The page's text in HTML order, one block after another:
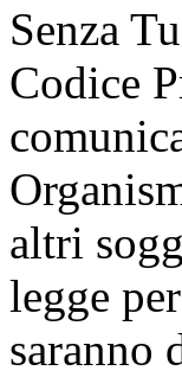
Senza
Codice
altri
legge
saranno